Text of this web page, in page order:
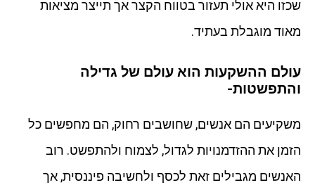
שכזו היא אולי תעזור בטווח הקצר אך תייצר מציאות
מאוד מוגבלת בעתיד.
עולם ההשקעות הוא עולם של גדילה
והתפשטות-
משקיעים הם אנשים, שחושבים רחוק, הם מחפשים כל
הזמן את ההזדמנויות לגדול, לצמוח ולהתפשט. רוב
האנשים מגבילים זאת לכסף ולחשיבה פיננסית, אך